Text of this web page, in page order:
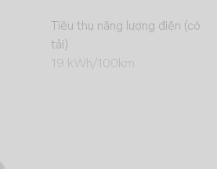
Tiêu thụ năng lượng điện (có
tải)
19 kWh/100km